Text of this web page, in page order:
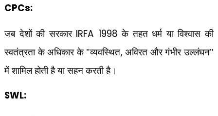
CPCs:
जब देशों की सरकार IRFA 1998 के तहत धर्म या विश्वास की
स्वतंत्रता के अधिकार के "व्यवस्थित,अविरत और गंभीर उल्लंघन"
में शामिल होती है या सहन करती है।
SWL: